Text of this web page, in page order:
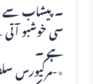
۔ پیشاب سے
سی خوشبو آتی
ہے ۔
٭-مرکیورس